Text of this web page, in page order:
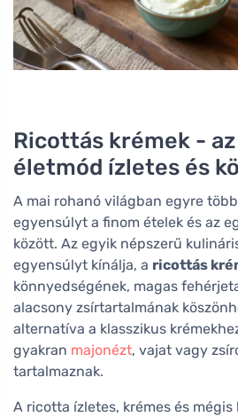
Ricottás krémek -
életmód ízletes és
A mai rohanó világban egyre
egyensúlyt a finom ételek és az
között. Az egyik népszerű
egyensúlyt kínálja, a ricottás
könnyedségének, magas
alacsony zsírtartalmának
alternatíva a klasszikus
gyakran majonézt, vajat vagy
tartalmaznak.
A ricotta ízletes, krémes és mégis